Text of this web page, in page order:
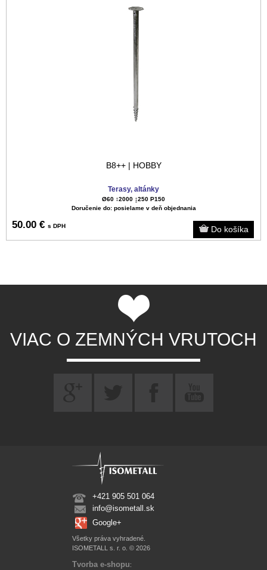
B8++ | HOBBY
Terasy, altánky
Ø60 ↕️2000 ↨250 P150
Doručenie do: posielame v deň objednania
50.00 € s DPH
VIAC O ZEMNÝCH VRUTOCH
+421 905 501 064
info@isometall.sk
Google+
Všetky práva vyhradené.
ISOMETALL s. r. o. © 2026
Tvorba e-shopu: